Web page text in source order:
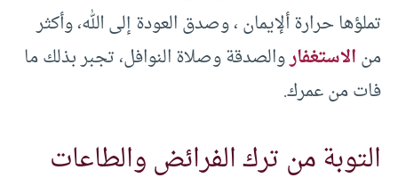
تملؤها حرارة ألإيمان ، وصدق العودة إلى الله، وأكثر
منالاستغفاروالصدقة وصلاة النوافل، تجبر بذلك ما
فات من عمرك.
التوبة من ترك الفرائض والطاعات